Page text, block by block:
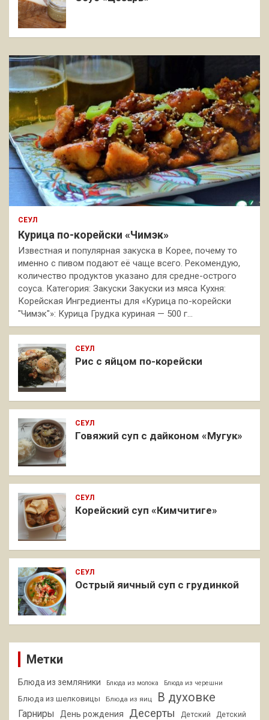
СЕУЛ
Курица по-корейски «Чимэк»
Известная и популярная закуска в Корее, почему то
именно с пивом подают её чаще всего. Рекомендую,
количество продуктов указано для средне-острого
соуса. Категория: Закуски Закуски из мяса Кухня:
Корейская Ингредиенты для «Курица по-корейски
"Чимэк"»: Курица Грудка куриная — 500 г…
СЕУЛ
Рис с яйцом по-корейски
СЕУЛ
Говяжий суп с дайконом «Мугук»
СЕУЛ
Корейский суп «Кимчитиге»
СЕУЛ
Острый яичный суп с грудинкой
Метки
Блюда из земляники Блюда из молока Блюда из черешни
Блюда из шелковицы Блюда из яиц В духовке
Гарниры День рождения Десерты Детский
Детский